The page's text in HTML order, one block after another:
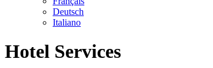
Deutsch
Italiano
Hotel Services